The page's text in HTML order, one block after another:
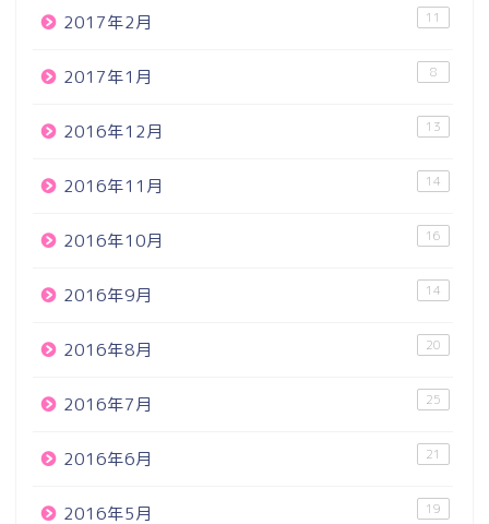
2017年2月 11
2017年1月 8
2016年12月 13
2016年11月 14
2016年10月 16
2016年9月 14
2016年8月 20
2016年7月 25
2016年6月 21
2016年5月 19